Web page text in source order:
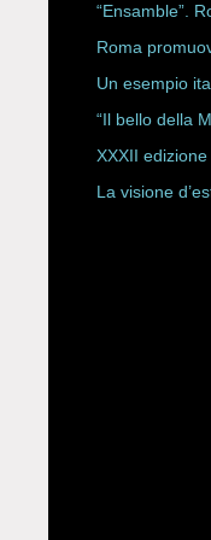
ROBERTA
“Ensamble”.
Storici
Roma
Un esempio
Rete Slow
“Il bello della
XXXII
La visione